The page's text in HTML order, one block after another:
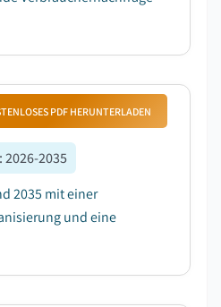
PDF HERUNTERLADEN
:2026-2035
2035 mit einer
und eine